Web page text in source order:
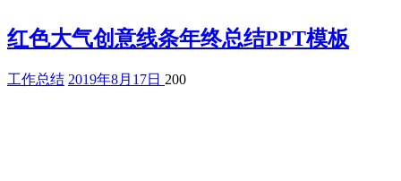
红色大气创意线条年终总结PPT模板
工作总结 2019年8月17日 200